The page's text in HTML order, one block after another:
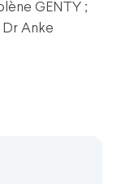
GENTY ;
Anke